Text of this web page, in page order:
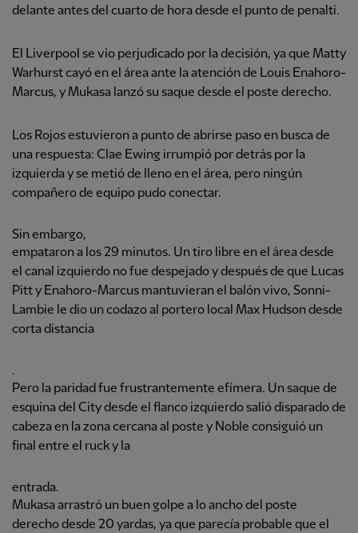
delante antes del cuarto de hora desde el punto de penalti.
El Liverpool se vio perjudicado por la decisión, ya que Matty
Warhurst cayó en el área ante la atención de Louis Enahoro-
Marcus, y Mukasa lanzó su saque desde el poste derecho.
Los Rojos estuvieron a punto de abrirse paso en busca de
una respuesta: Clae Ewing irrumpió por detrás por la
izquierda y se metió de lleno en el área, pero ningún
compañero de equipo pudo conectar.
Sin embargo,
empataron a los 29 minutos. Un tiro libre en el área desde
el canal izquierdo no fue despejado y después de que Lucas
Pitt y Enahoro-Marcus mantuvieran el balón vivo, Sonni-
Lambie le dio un codazo al portero local Max Hudson desde
corta distancia
.
Pero la paridad fue frustrantemente efímera. Un saque de
esquina del City desde el flanco izquierdo salió disparado de
cabeza en la zona cercana al poste y Noble consiguió un
final entre el ruck y la
entrada.
Mukasa arrastró un buen golpe a lo ancho del poste
derecho desde 20 yardas, ya que parecía probable que el